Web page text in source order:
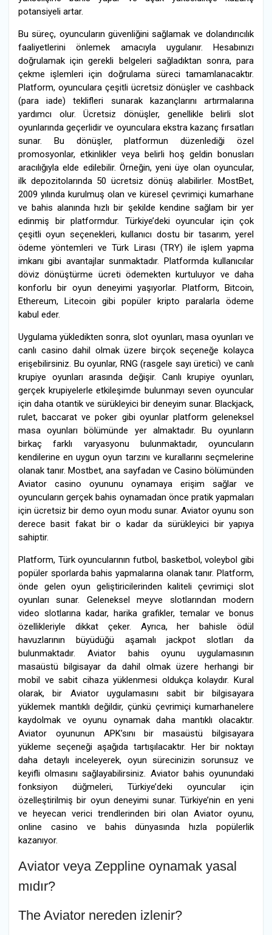
potansiyeli artar.
Bu süreç, oyuncuların güvenliğini sağlamak ve dolandırıcılık
faaliyetlerini önlemek amacıyla uygulanır. Hesabınızı
doğrulamak için gerekli belgeleri sağladıktan sonra, para
çekme işlemleri için doğrulama süreci tamamlanacaktır.
Platform, oyunculara çeşitli ücretsiz dönüşler ve cashback
(para iade) teklifleri sunarak kazançlarını artırmalarına
yardımcı olur. Ücretsiz dönüşler, genellikle belirli slot
oyunlarında geçerlidir ve oyunculara ekstra kazanç fırsatları
sunar. Bu dönüşler, platformun düzenlediği özel
promosyonlar, etkinlikler veya belirli hoş geldin bonusları
aracılığıyla elde edilebilir. Örneğin, yeni üye olan oyuncular,
ilk depozitolarında 50 ücretsiz dönüş alabilirler. MostBet,
2009 yılında kurulmuş olan ve küresel çevrimiçi kumarhane
ve bahis alanında hızlı bir şekilde kendine sağlam bir yer
edinmiş bir platformdur. Türkiye’deki oyuncular için çok
çeşitli oyun seçenekleri, kullanıcı dostu bir tasarım, yerel
ödeme yöntemleri ve Türk Lirası (TRY) ile işlem yapma
imkanı gibi avantajlar sunmaktadır. Platformda kullanıcılar
döviz dönüştürme ücreti ödemekten kurtuluyor ve daha
konforlu bir oyun deneyimi yaşıyorlar. Platform, Bitcoin,
Ethereum, Litecoin gibi popüler kripto paralarla ödeme
kabul eder.
Uygulama yükledikten sonra, slot oyunları, masa oyunları ve
canlı casino dahil olmak üzere birçok seçeneğe kolayca
erişebilirsiniz. Bu oyunlar, RNG (rasgele sayı üretici) ve canlı
krupiye oyunları arasında değişir. Canlı krupiye oyunları,
gerçek krupiyelerle etkileşimde bulunmayı seven oyuncular
için daha otantik ve sürükleyici bir deneyim sunar. Blackjack,
rulet, baccarat ve poker gibi oyunlar platform geleneksel
masa oyunları bölümünde yer almaktadır. Bu oyunların
birkaç farklı varyasyonu bulunmaktadır, oyuncuların
kendilerine en uygun oyun tarzını ve kurallarını seçmelerine
olanak tanır. Mostbet, ana sayfadan ve Casino bölümünden
Aviator casino oyununu oynamaya erişim sağlar ve
oyuncuların gerçek bahis oynamadan önce pratik yapmaları
için ücretsiz bir demo oyun modu sunar. Aviator oyunu son
derece basit fakat bir o kadar da sürükleyici bir yapıya
sahiptir.
Platform, Türk oyuncularının futbol, basketbol, voleybol gibi
popüler sporlarda bahis yapmalarına olanak tanır. Platform,
önde gelen oyun geliştiricilerinden kaliteli çevrimiçi slot
oyunları sunar. Geleneksel meyve slotlarından modern
video slotlarına kadar, harika grafikler, temalar ve bonus
özellikleriyle dikkat çeker. Ayrıca, her bahisle ödül
havuzlarının büyüdüğü aşamalı jackpot slotları da
bulunmaktadır. Aviator bahis oyunu uygulamasının
masaüstü bilgisayar da dahil olmak üzere herhangi bir
mobil ve sabit cihaza yüklenmesi oldukça kolaydır. Kural
olarak, bir Aviator uygulamasını sabit bir bilgisayara
yüklemek mantıklı değildir, çünkü çevrimiçi kumarhanelere
kaydolmak ve oyunu oynamak daha mantıklı olacaktır.
Aviator oyununun APK’sını bir masaüstü bilgisayara
yükleme seçeneği aşağıda tartışılacaktır. Her bir noktayı
daha detaylı inceleyerek, oyun sürecinizin sorunsuz ve
keyifli olmasını sağlayabilirsiniz. Aviator bahis oyunundaki
fonksiyon düğmeleri, Türkiye’deki oyuncular için
özelleştirilmiş bir oyun deneyimi sunar. Türkiye’nin en yeni
ve heyecan verici trendlerinden biri olan Aviator oyunu,
online casino ve bahis dünyasında hızla popülerlik
kazanıyor.
Aviator veya Zeppline oynamak yasal
mıdır?
The Aviator nereden izlenir?